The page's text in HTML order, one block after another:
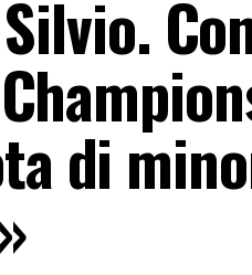
di